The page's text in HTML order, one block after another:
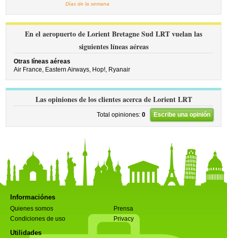
Días de la semana
En el aeropuerto de Lorient Bretagne Sud LRT vuelan las
siguientes líneas aéreas
Otras líneas aéreas
Air France, Eastern Airways, Hop!, Ryanair
Las opiniones de los clientes acerca de Lorient LRT
Total opiniones: 0 Escribe una opinión
Informaciónes
Quienes somos
Prensa
Condiciones de uso
Privacy
Utilidades